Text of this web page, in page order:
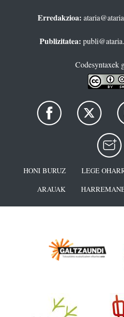
Erredakzioa:
Publizitatea:
Codesyntaxek
HONI BURUZ LEGE
ARAUAK